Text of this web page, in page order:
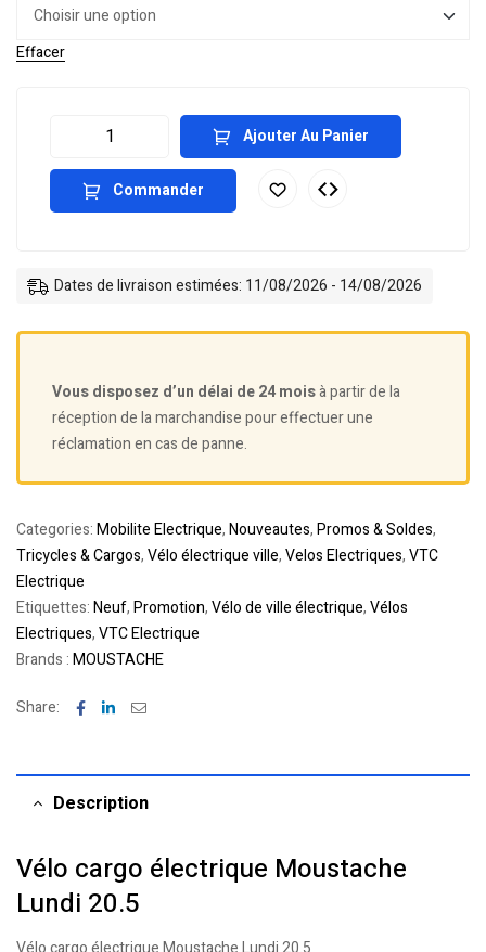
Effacer
Ajouter Au Panier
Commander
Dates de livraison estimées: 11/08/2026 - 14/08/2026
Vous disposez d’un délai de 24 moisà partir de la
réception de la marchandise pour effectuer une
réclamation en cas de panne.
Categories:Mobilite Electrique,Nouveautes,Promos & Soldes,
Tricycles & Cargos,Vélo électrique ville,Velos Electriques,VTC
Electrique
Etiquettes:Neuf,Promotion,Vélo de ville électrique,Vélos
Electriques,VTC Electrique
Brands :MOUSTACHE
Share: Facebook
LinkedinEmail
Description
Vélo cargo électrique Moustache
Lundi 20.5